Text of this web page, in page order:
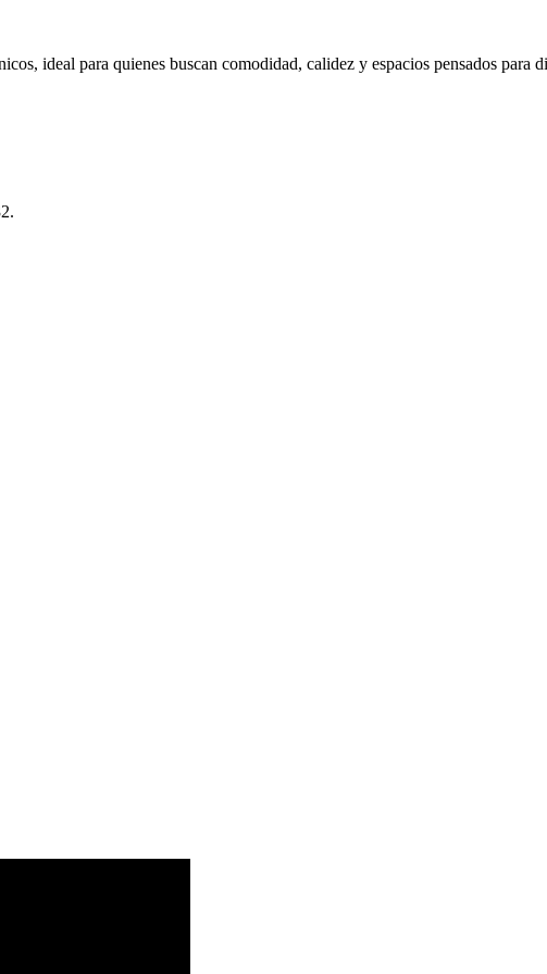
ideal para quienes buscan comodidad, calidez y espacios pensados para